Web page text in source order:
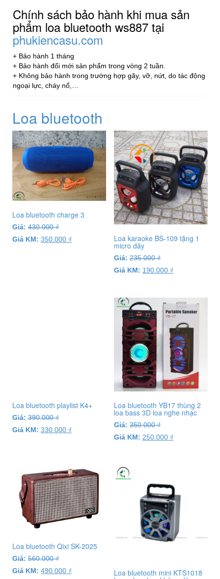
Chính sách bảo hành khi mua sản
phẩm loa bluetooth ws887 tại
phukiencasu.com
+ Bảo hành 1 tháng
+ Bảo hành đổi mới sản phẩm trong vòng 2 tuần.
+ Không bảo hành trong trường hợp gãy, vỡ, nứt, do tác động
ngoại lực, cháy nổ,…
Loa bluetooth
Loa bluetooth charge 3
Giá: 430.000₫
Giá KM: 350.000 ₫ Loa karaoke BS-109 tặng 1
micro dây
Giá: 235.000₫
Giá KM: 190.000 ₫
Loa bluetooth playlist K4+
Giá: 390.000₫
Giá KM: 330.000 ₫
Loa bluetooth YB17 thùng 2
loa bass 3D loa nghe nhạc
Giá: 350.000₫
Giá KM: 250.000 ₫
Loa bluetooth Qixi SK-2025
Giá: 560.000₫
Giá KM: 490.000 ₫ Loa bluetooth mini KTS1018